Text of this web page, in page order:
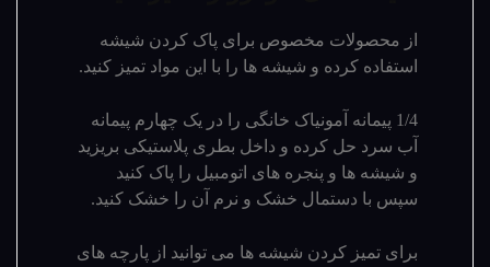
از محصولات مخصوص برای پاک کردن شیشه
استفاده کرده و شیشه ها را با این مواد تمیز کنید.
1/4 پیمانه آمونیاک خانگی را در یک چهارم پیمانه
آب سرد حل کرده و داخل بطری پلاستیکی بریزید
و شیشه ها و پنجره های اتومبیل را پاک کنید
سپس با دستمال خشک و نرم آن را خشک کنید.
برای تمیز کردن شیشه ها می توانید از پارچه های